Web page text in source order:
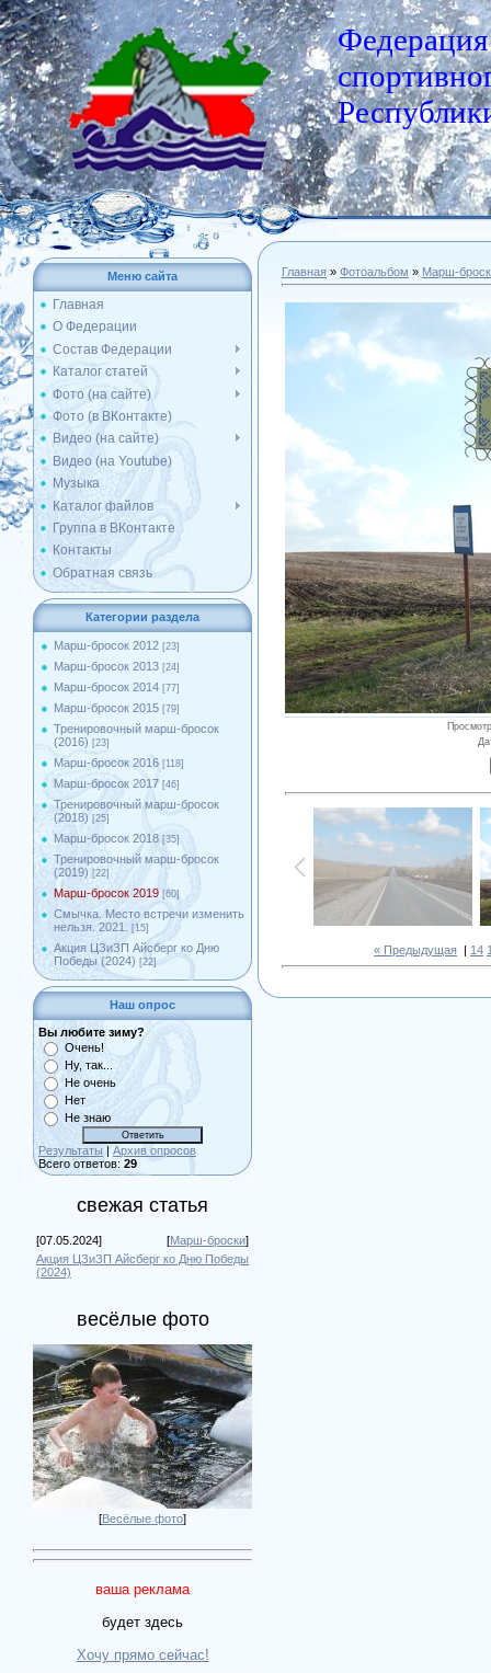
Федерация
Меню сайта
Главная
О Федерации
Состав Федерации
Каталог статей
Фото (на сайте)
Фото (в ВКонтакте)
Видео (на сайте)
Видео (на Youtube)
Музыка
Каталог файлов
Группа в ВКонтакте
Контакты
Обратная связь
Категории раздела
Марш-бросок 2012 [23]
Марш-бросок 2013 [24]
Марш-бросок 2014 [77]
Марш-бросок 2015 [79]
Тренировочный марш-бросок
(2016) [23]
Марш-бросок 2016 [118]
Марш-бросок 2017 [46]
Тренировочный марш-бросок
(2018) [25]
Марш-бросок 2018 [35]
Тренировочный марш-бросок
(2019) [22]
Марш-бросок 2019 [60]
Смычка. Место встречи изменить
нельзя. 2021.
[15]
Акция ЦЗиЗП Айсберг ко Дню
Победы (2024) [22]
Наш опрос
Вы любите зиму?
Очень!
Ну, так...
Не очень
Нет
Не знаю
Результаты | Архив опросов
Всего ответов: 29
свежая статья
[07.05.2024] [Марш-броски]
Акция ЦЗиЗП Айсберг ко Дню Победы
(2024)
весёлые фото
[Весёлые фото]
ваша реклама
будет здесь
Хочу прямо сейчас!
Главная » Фотоальбом » Марш-
« Предыдущая | 14